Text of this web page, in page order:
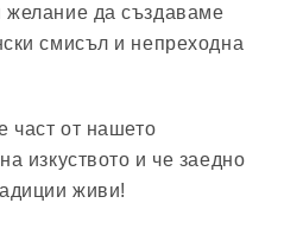
желание да създаваме
смисъл и непреходна
част от нашето
изкуството и че заедно
живи!